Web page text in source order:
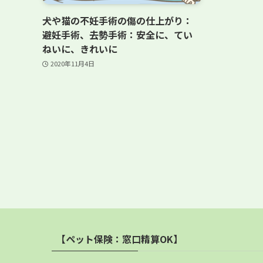
犬や猫の不妊手術の傷の仕上がり：
避妊手術、去勢手術：安全に、てい
ねいに、きれいに
2020年11月4日
【ペット保険：窓口精算OK】